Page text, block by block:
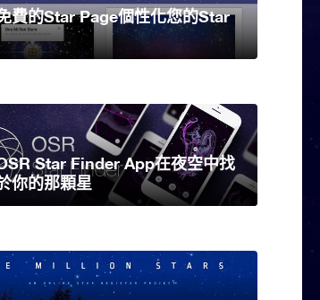
費的Star Page個性化您的Star
Star Finder App在夜空中找
你的那顆星